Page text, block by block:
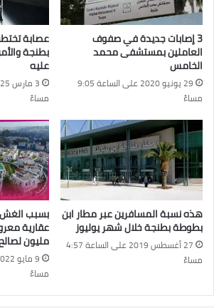
3 إصابات جديدة في صفوف
العاملين بمستشفى محمد
الخامس
29 يونيو 2020 على الساعة 9:05
مساءً
عصابة
بطنجة
عليه
مساءً
هذه نسبة المسافرين عبر مطار ابن
بطوطة بطنجة خلال شهر يوليوز
27 أغسطس 2019 على الساعة 4:57
مساءً
بسبب
مليون
مساءً